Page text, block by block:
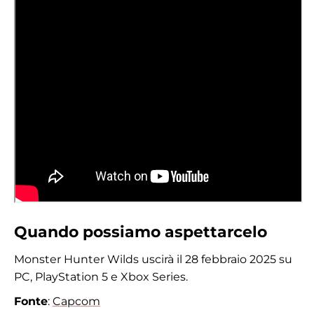
Quando possiamo aspettarcelo
Monster Hunter Wilds uscirà il 28 febbraio 2025 su
PC, PlayStation 5 e Xbox Series.
Fonte: Capcom